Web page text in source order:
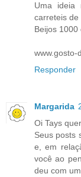
Uma ideia
carreteis de
Beijos 1000
www.gosto-
Responder
Margarida
Oi Tays
Seus posts
e, em
você ao
deu com